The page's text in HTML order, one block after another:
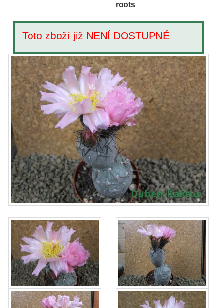
roots
Toto zboží již NENÍ DOSTUPNÉ